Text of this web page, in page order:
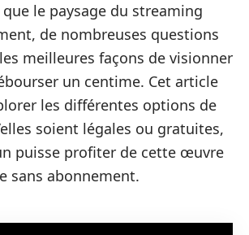
le paysage du streaming
de nombreuses questions
meilleures façons de visionner
un centime. Cet article
les différentes options de
soient légales ou gratuites,
puisse profiter de cette œuvre
sans abonnement.